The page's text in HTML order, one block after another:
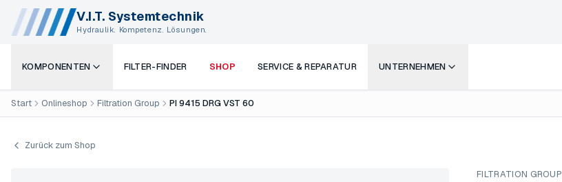
V.I.T. Systemtechnik
Hydraulik. Kompetenz. Lösungen.
KOMPONENTEN FILTER-FINDER SHOP SERVICE & REPARATUR UNTERNEHMEN
Start Onlineshop Filtration Group PI 9415 DRG VST 60
Zurück zum Shop
FILTRATION GROUP